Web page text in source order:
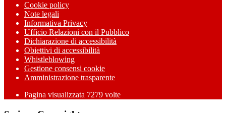
Cookie policy
Note legali
Informativa Privacy
Ufficio Relazioni con il Pubblico
Dichiarazione di accessibilità
Obiettivi di accessibilità
Whistleblowing
Gestione consensi cookie
Amministrazione trasparente
Pagina visualizzata 7279 volte